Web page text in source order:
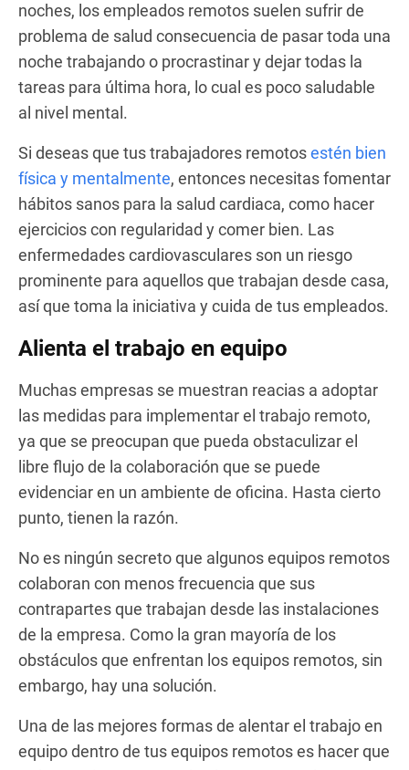
noches, los empleados remotos suelen sufrir de
problema de salud consecuencia de pasar toda una
noche trabajando o procrastinar y dejar todas la
tareas para última hora, lo cual es poco saludable
al nivel mental.
Si deseas que tus trabajadores remotosestén bien
física y mentalmente, entonces necesitas fomentar
hábitos sanos para la salud cardiaca, como hacer
ejercicios con regularidad y comer bien. Las
enfermedades cardiovasculares son un riesgo
prominente para aquellos que trabajan desde casa,
así que toma la iniciativa y cuida de tus empleados.
Alienta el trabajo en equipo
Muchas empresas se muestran reacias a adoptar
las medidas para implementar el trabajo remoto,
ya que se preocupan que pueda obstaculizar el
libre flujo de la colaboración que se puede
evidenciar en un ambiente de oficina. Hasta cierto
punto, tienen la razón.
No es ningún secreto que algunos equipos remotos
colaboran con menos frecuencia que sus
contrapartes que trabajan desde las instalaciones
de la empresa. Como la gran mayoría de los
obstáculos que enfrentan los equipos remotos, sin
embargo, hay una solución.
Una de las mejores formas de alentar el trabajo en
equipo dentro de tus equipos remotos es hacer que